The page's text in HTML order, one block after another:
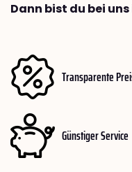
Dann bist du bei
Transparente
Günstiger Service